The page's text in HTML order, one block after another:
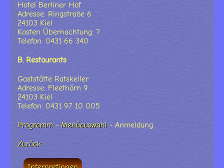
Hotel Berliner Hof
Adresse: Ringstraße 6
24103 Kiel
Kosten Übernachtung: ?
Telefon: 0431 66 340
B. Restaurants
Gaststätte Ratskeller
Adresse: Fleethörn 9
24103 Kiel
Telefon: 0431 97 10 005
Programm- Menüauswahl - Anmeldung
Zurück